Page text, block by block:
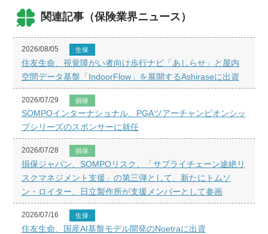
関連記事（保険業界ニュース）
2026/08/05 生保
住友生命、視覚障がい者向け歩行ナビ「あしらせ」と屋内
空間データ基盤「IndoorFlow」を展開するAshiraseに出資
2026/07/29 損保
SOMPOインターナショナル、PGAツアーチャンピオンシッ
プシリーズのスポンサーに就任
2026/07/28 損保
損保ジャパン、SOMPOリスク、「サプライチェーン途絶リ
スクマネジメント支援」の第三弾として、新たにトムソ
ン・ロイター、日立製作所が支援メンバーとして参画
2026/07/16 生保
住友生命、国産AI基盤モデル開発のNoetraに出資